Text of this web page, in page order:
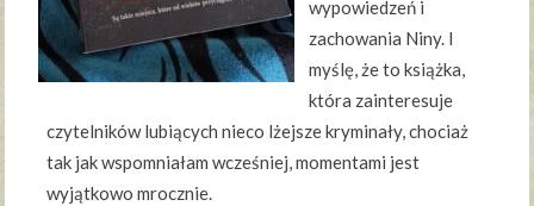
wypowiedzeń i
zachowania Niny. I
myślę, że to książka,
która zainteresuje
czytelników lubiących nieco lżejsze kryminały, chociaż
tak jak wspomniałam wcześniej, momentami jest
wyjątkowo mrocznie.